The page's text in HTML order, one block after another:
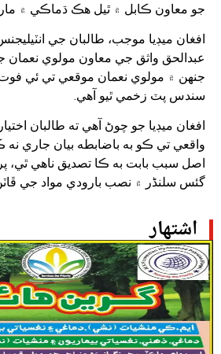
اشتهار
جو معاون ڪابل ۾ ٿيل هڪ ڌماڪي ۾
افغان ميڊيا موجب، طالبان جي
عبدالحق واثق جي معاون مولوي نعمان
جنهن ۾ مولوي نعمان موقعي تي ئي فوت
سندس پٽ زخمي ٿيو آهي.
افغان ميڊيا جو چوڻ آهي ته طالبان
واقعي تي ڪو به باضابطه بيان جاري
اصل سبب بابت به ڪا تصديق ناهي ٿي،
گئس سلنڈر ۾ نصب بارودي مواد جي